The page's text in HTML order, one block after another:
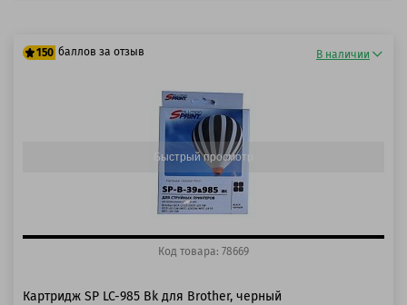
150 баллов за отзыв В наличии
Быстрый просмотр
Код товара: 78669
Картридж SP LC-985 Bk для Brother, черный